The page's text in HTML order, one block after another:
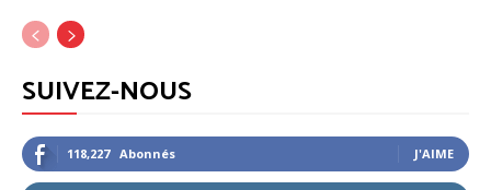
SUIVEZ-NOUS
118,227 Abonnés J'AIME